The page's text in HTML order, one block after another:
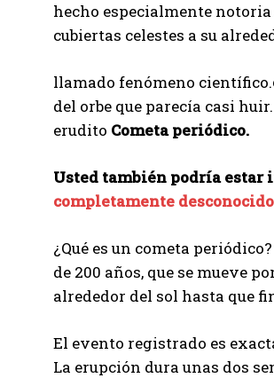
hecho especialmente notoria
cubiertas celestes a su
llamado fenómeno científico.
del orbe que parecía casi
erudito Cometa periódico.
Usted también podría estar
completamente
¿Qué es un cometa
de 200 años, que se mueve
alrededor del sol hasta que
El evento registrado es
La erupción dura unas dos